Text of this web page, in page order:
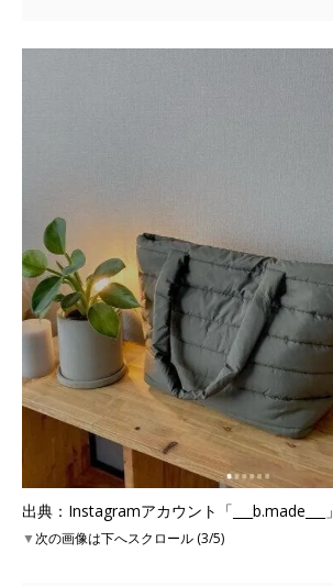
出典：Instagramアカウント「___b.made___」
▼次の画像は下へスクロール (3/5)